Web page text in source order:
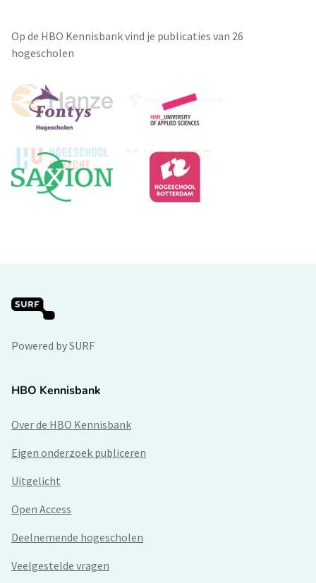
Op de HBO Kennisbank vind je publicaties van 26
hogescholen
Powered by SURF
HBO Kennisbank
Over de HBO Kennisbank
Eigen onderzoek publiceren
Uitgelicht
Open Access
Deelnemende hogescholen
Veelgestelde vragen